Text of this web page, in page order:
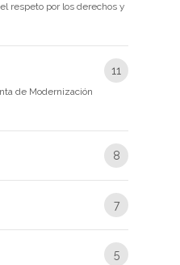
respeto por los derechos y
11
de Modernización
8
7
5